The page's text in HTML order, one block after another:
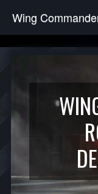
Wing